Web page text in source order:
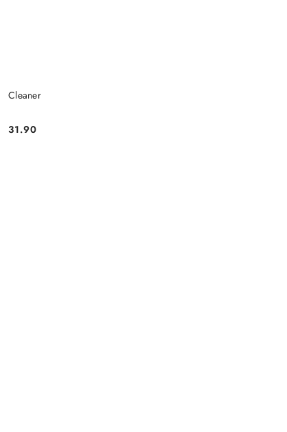
Cleaner
Cena:
31.90